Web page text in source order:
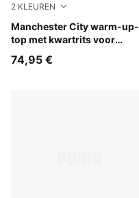
2 KLEUREN
Manchester City warm-up-
top met kwartrits voor
PUMA Black-Archive Gold
74,95 €